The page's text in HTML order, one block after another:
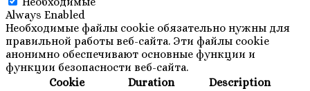
Always Enabled
Необходимые файлы cookie обязательно нужны для
правильной работы веб-сайта. Эти файлы cookie
анонимно обеспечивают основные функции и
функции безопасности веб-сайта.
Cookie
Duration Description